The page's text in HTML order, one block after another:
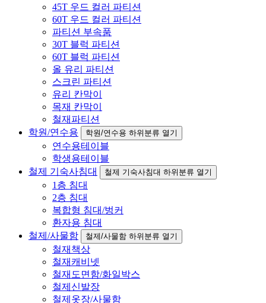
45T 우드 컬러 파티션
60T 우드 컬러 파티션
파티션 부속품
30T 블럭 파티션
60T 블럭 파티션
올 유리 파티션
스크린 파티션
유리 칸막이
목재 칸막이
철재파티션
학원/연수용
학원/연수용 하위분류 열기
연수용테이블
학생용테이블
철제 기숙사침대
철제 기숙사침대 하위분류 열기
1층 침대
2층 침대
복합형 침대/벙커
환자용 침대
철제/사물함
철제/사물함 하위분류 열기
철재책상
철재캐비넷
철재도면함/화일박스
철제신발장
철제옷장/사물함